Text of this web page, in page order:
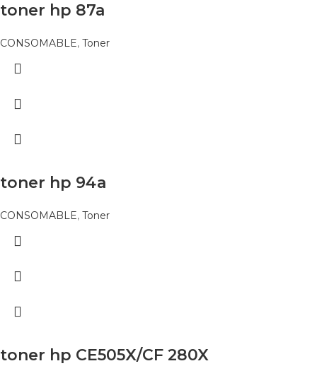
toner hp 87a
CONSOMABLE, Toner
toner hp 94a
CONSOMABLE, Toner
toner hp CE505X/CF 280X